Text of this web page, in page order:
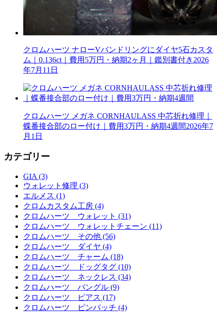
クロムハーツ ナローVバンドリングにダイヤ5石カスタ
ム｜0.136ct｜費用5万円・納期2ヶ月｜鑑別書付き 2026
年7月11日
クロムハーツ メガネ CORNHAULASS 中芯折れ修理｜
蝶番接合部のロー付け｜費用3万円・納期4週間2026年7
月1日
カテゴリー
GIA (3)
ウォレット修理 (3)
エルメス (1)
クロムカスタム工房 (4)
クロムハーツ ウォレット (31)
クロムハーツ ウォレットチェーン (11)
クロムハーツ その他 (56)
クロムハーツ ダイヤ (4)
クロムハーツ チャーム (18)
クロムハーツ ドッグタグ (10)
クロムハーツ ネックレス (34)
クロムハーツ バングル (9)
クロムハーツ ピアス (17)
クロムハーツ ピンバッチ (4)